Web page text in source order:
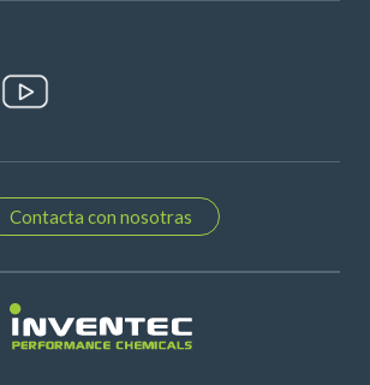
Contacta con nosotras